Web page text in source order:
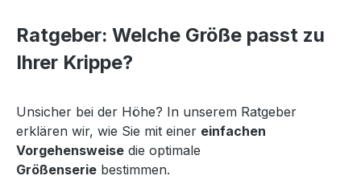
Ratgeber: Welche Größe passt zu
Ihrer Krippe?
Unsicher bei der Höhe? In unserem Ratgeber
erklären wir, wie Sie mit einer einfachen
Vorgehensweise die optimale
Größenserie bestimmen.